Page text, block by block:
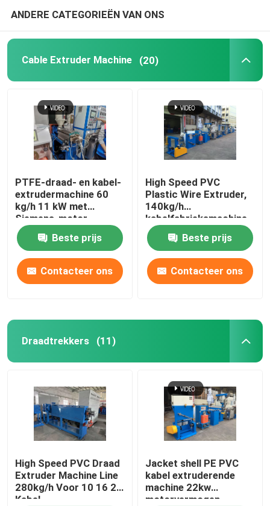
Lasersnijmachine
Kabelbollen
CCV-lijnen
Kabelkop
ANDERE CATEGORIEËN VAN ONS
Cable Extruder Machine (20)
PTFE-draad- en kabel-
extrudermachine 60
kg/h 11 kW met
Siemens-motor
Beste prijs
Contacteer ons
High Speed PVC
Plastic Wire Extruder,
140kg/h
kabelfabrieksmachine
Beste prijs
Contacteer ons
Draadtrekkers (11)
High Speed PVC Draad
Extruder Machine Line
280kg/h Voor 10 16 25
Kabel
Jacket shell PE PVC
kabel extruderende
machine 22kw
motorvermogen